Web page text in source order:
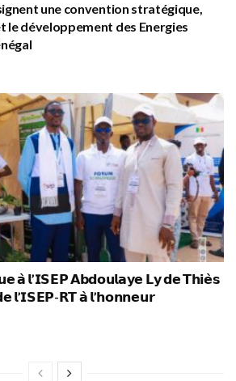
signent une convention stratégique,
le développement des Energies
𝗮̀ 𝗹’𝗜𝗦𝗘𝗣 𝗔𝗯𝗱𝗼𝘂𝗹𝗮𝘆𝗲 𝗟𝘆 𝗱𝗲 𝗧𝗵𝗶𝗲̀𝘀
𝗹’𝗜𝗦𝗘𝗣-𝗥𝗧 𝗮̀ 𝗹’𝗵𝗼𝗻𝗻𝗲𝘂𝗿